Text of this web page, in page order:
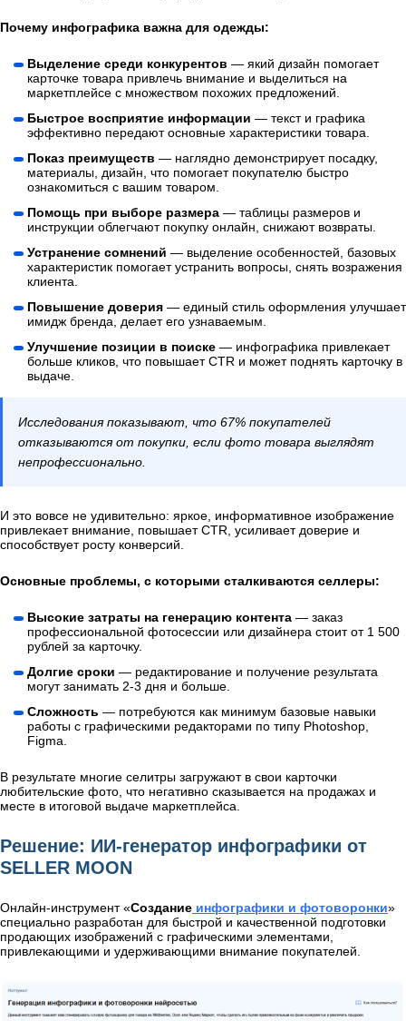
Почему инфографика важна для одежды:
Выделение среди конкурентов — який дизайн помогает
карточке товара привлечь внимание и выделиться на
маркетплейсе с множеством похожих предложений.
Быстрое восприятие информации — текст и графика
эффективно передают основные характеристики товара.
Показ преимуществ — наглядно демонстрирует посадку,
материалы, дизайн, что помогает покупателю быстро
ознакомиться с вашим товаром.
Помощь при выборе размера — таблицы размеров и
инструкции облегчают покупку онлайн, снижают возвраты.
Устранение сомнений — выделение особенностей, базовых
характеристик помогает устранить вопросы, снять возражения
клиента.
Повышение доверия — единый стиль оформления улучшает
имидж бренда, делает его узнаваемым.
Улучшение позиции в поиске — инфографика привлекает
больше кликов, что повышает CTR и может поднять карточку в
выдаче.
Исследования показывают, что 67% покупателей
отказываются от покупки, если фото товара выглядят
непрофессионально.
И это вовсе не удивительно: яркое, информативное изображение
привлекает внимание, повышает CTR, усиливает доверие и
способствует росту конверсий.
Основные проблемы, с которыми сталкиваются селлеры:
Высокие затраты на генерацию контента — заказ
профессиональной фотосессии или дизайнера стоит от 1 500
рублей за карточку.
Долгие сроки — редактирование и получение результата
могут занимать 2-3 дня и больше.
Сложность — потребуются как минимум базовые навыки
работы с графическими редакторами по типу Photoshop,
Figma.
В результате многие селитры загружают в свои карточки
любительские фото, что негативно сказывается на продажах и
месте в итоговой выдаче маркетплейса.
Решение: ИИ-генератор инфографики от
SELLER MOON
Онлайн-инструмент «Создание инфографики и фотоворонки»
специально разработан для быстрой и качественной подготовки
продающих изображений с графическими элементами,
привлекающими и удерживающими внимание покупателей.